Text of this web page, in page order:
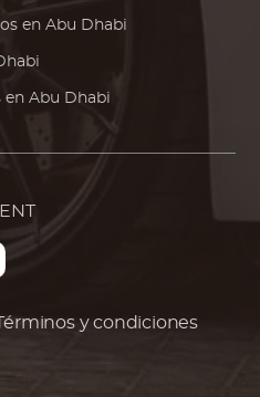
en Abu Dhabi
en Abu Dhabi
y condiciones